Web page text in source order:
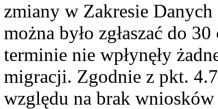
zmiany w Zakresie
można było zgłaszać do
terminie nie wpłynęły
migracji. Zgodnie z pkt.
względu na brak